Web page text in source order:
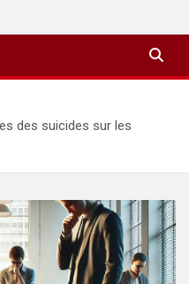
des suicides sur les